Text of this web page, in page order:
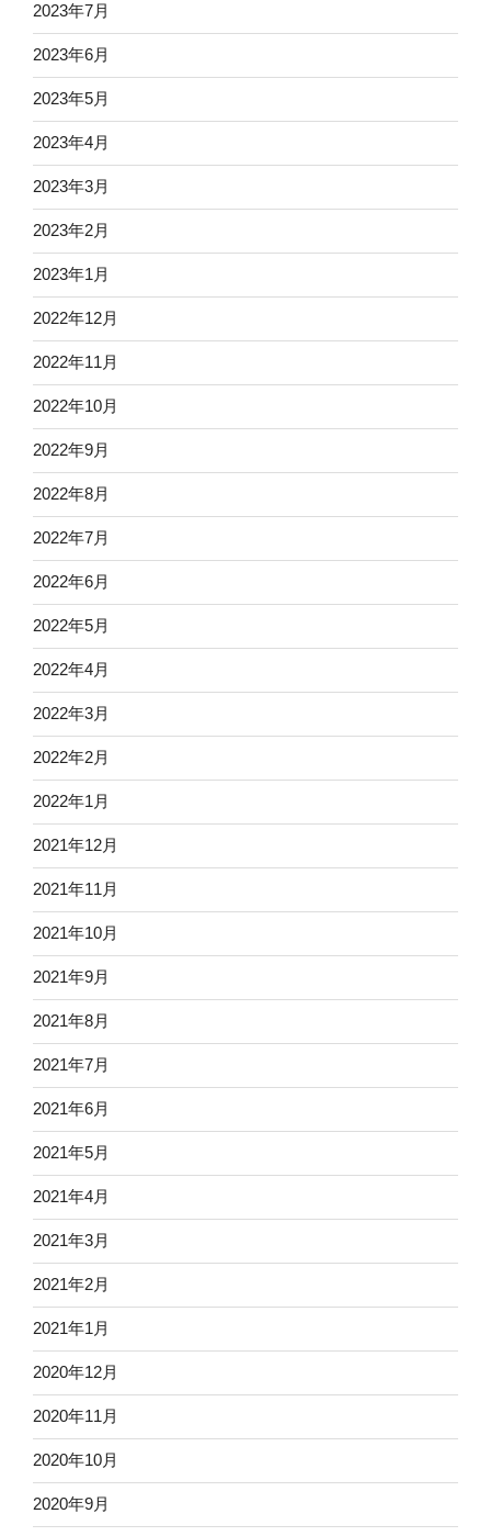
2023年7月
2023年6月
2023年5月
2023年4月
2023年3月
2023年2月
2023年1月
2022年12月
2022年11月
2022年10月
2022年9月
2022年8月
2022年7月
2022年6月
2022年5月
2022年4月
2022年3月
2022年2月
2022年1月
2021年12月
2021年11月
2021年10月
2021年9月
2021年8月
2021年7月
2021年6月
2021年5月
2021年4月
2021年3月
2021年2月
2021年1月
2020年12月
2020年11月
2020年10月
2020年9月